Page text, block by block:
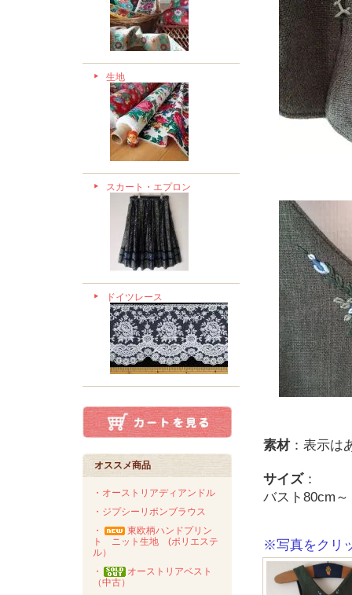
生地
スカート・エプロン
ドイツレース
オススメ商品
・オーストリアディアンドル
・ジプシーリボンブラウス
・
東欧柄ハンドプリン
ト ニット生地 (ポリエステ
ル）
・
オーストリアベスト
（中古）
素材：表示
サイズ：
バスト80cm
※写真をクリ